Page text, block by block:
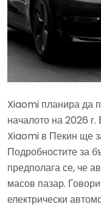
Xiaomi планира да
началото на 2026 г.
Xiaomi в Пекин ще
Подробностите за
предполага се, че
масов пазар.
електрически